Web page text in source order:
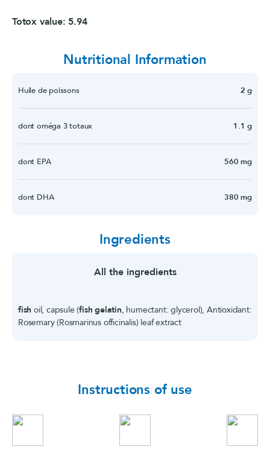
Totox value: 5.94
Nutritional Information
Huile de poissons 2 g
dont oméga 3 totaux 1.1 g
dont EPA 560 mg
dont DHA 380 mg
Ingredients
All the ingredients
fish oil, capsule (fish gelatin, humectant: glycerol), Antioxidant:
Rosemary (Rosmarinus officinalis) leaf extract
Instructions of use